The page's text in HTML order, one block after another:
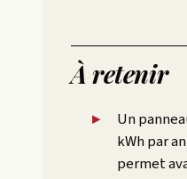
À retenir
Un
kWh par
permet